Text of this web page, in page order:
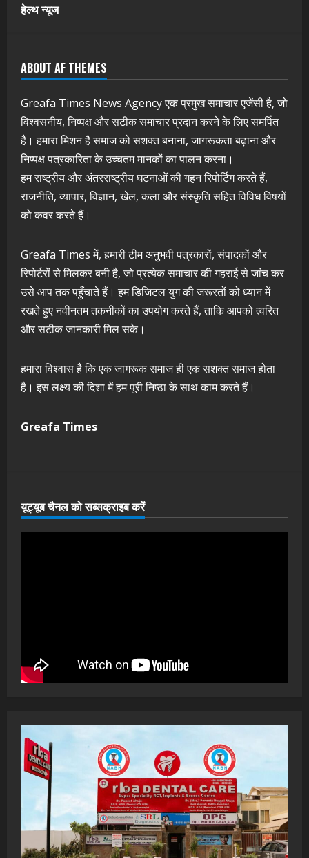
हेल्थ न्यूज
ABOUT AF THEMES
Greafa Times News Agency एक प्रमुख समाचार एजेंसी है, जो
विश्वसनीय, निष्पक्ष और सटीक समाचार प्रदान करने के लिए समर्पित
है। हमारा मिशन है समाज को सशक्त बनाना, जागरूकता बढ़ाना और
निष्पक्ष पत्रकारिता के उच्चतम मानकों का पालन करना।
हम राष्ट्रीय और अंतरराष्ट्रीय घटनाओं की गहन रिपोर्टिंग करते हैं,
राजनीति, व्यापार, विज्ञान, खेल, कला और संस्कृति सहित विविध विषयों
को कवर करते हैं।
Greafa Times में, हमारी टीम अनुभवी पत्रकारों, संपादकों और
रिपोर्टरों से मिलकर बनी है, जो प्रत्येक समाचार की गहराई से जांच कर
उसे आप तक पहुँचाते हैं। हम डिजिटल युग की जरूरतों को ध्यान में
रखते हुए नवीनतम तकनीकों का उपयोग करते हैं, ताकि आपको त्वरित
और सटीक जानकारी मिल सके।
हमारा विश्वास है कि एक जागरूक समाज ही एक सशक्त समाज होता
है। इस लक्ष्य की दिशा में हम पूरी निष्ठा के साथ काम करते हैं।
Greafa Times
यूट्यूब चैनल को सब्सक्राइब करें